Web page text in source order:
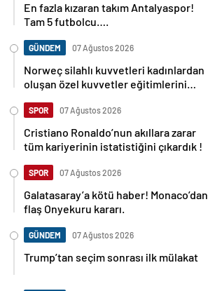
En fazla kızaran takım Antalyaspor!
Tam 5 futbolcu….
GÜNDEM 07 Ağustos 2026
Norweç silahlı kuvvetleri kadınlardan
oluşan özel kuvvetler eğitimlerini
SPOR 07 Ağustos 2026
Cristiano Ronaldo’nun akıllara zarar
tüm kariyerinin istatistiğini çıkardık !
SPOR 07 Ağustos 2026
Galatasaray’a kötü haber! Monaco’dan
flaş Onyekuru kararı.
GÜNDEM 07 Ağustos 2026
Trump’tan seçim sonrası ilk mülakat